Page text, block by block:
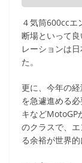
４気筒600ccエ
断場といって
レーションは
た。
更に、今年の
を急遽進める
キなどMotoGP
のクラスで、
る余裕が世界